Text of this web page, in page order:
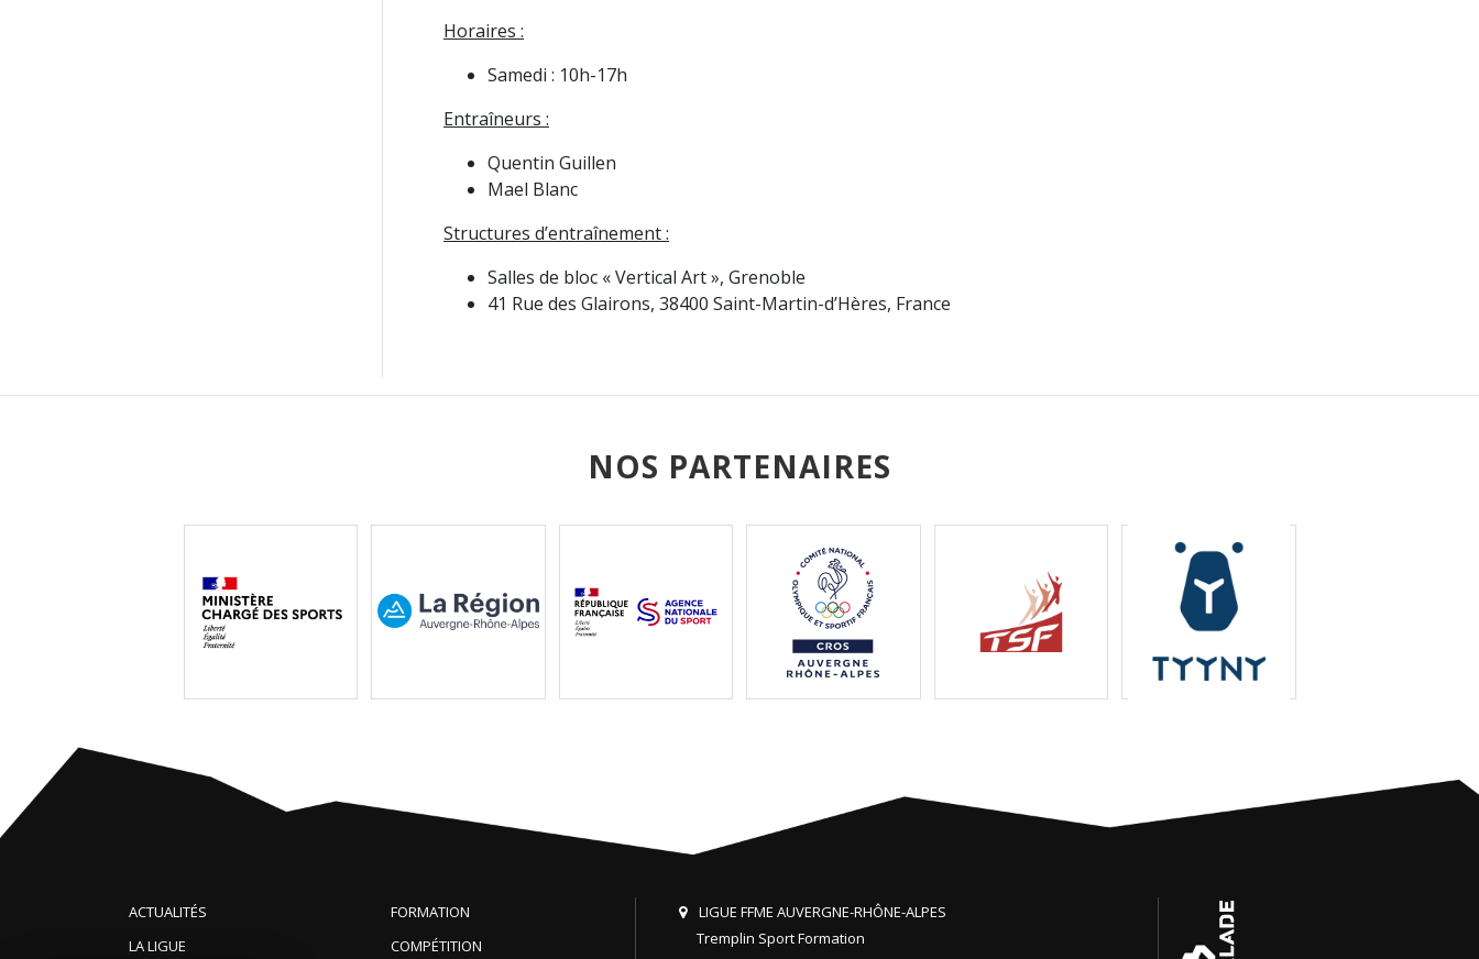
Horaires :
Samedi : 10h-17h
Entraîneurs :
Quentin Guillen
Mael Blanc
Structures d’entraînement :
Salles de bloc « Vertical Art », Grenoble
41 Rue des Glairons, 38400 Saint-Martin-d’Hères, France
NOS PARTENAIRES
ACTUALITÉS
LA LIGUE
FORMATION
COMPÉTITION
LIGUE FFME AUVERGNE-RHÔNE-ALPES
Tremplin Sport Formation